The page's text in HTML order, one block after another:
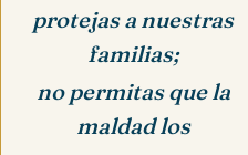
protejas a nuestras
familias;
no permitas que la
maldad los